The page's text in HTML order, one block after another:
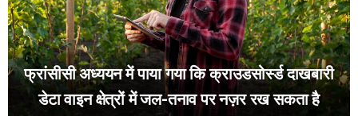
फ्रांसीसी अध्ययन में पाया गया कि क्राउडसोर्स्ड दाखबारी
डेटा वाइन क्षेत्रों में जल-तनाव पर नज़र रख सकता है